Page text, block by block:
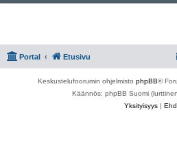
Portal Etusivu
Keskustelufoorumin ohjelmisto phpBB®
Käännös: phpBB Suomi
Yksityisyys |